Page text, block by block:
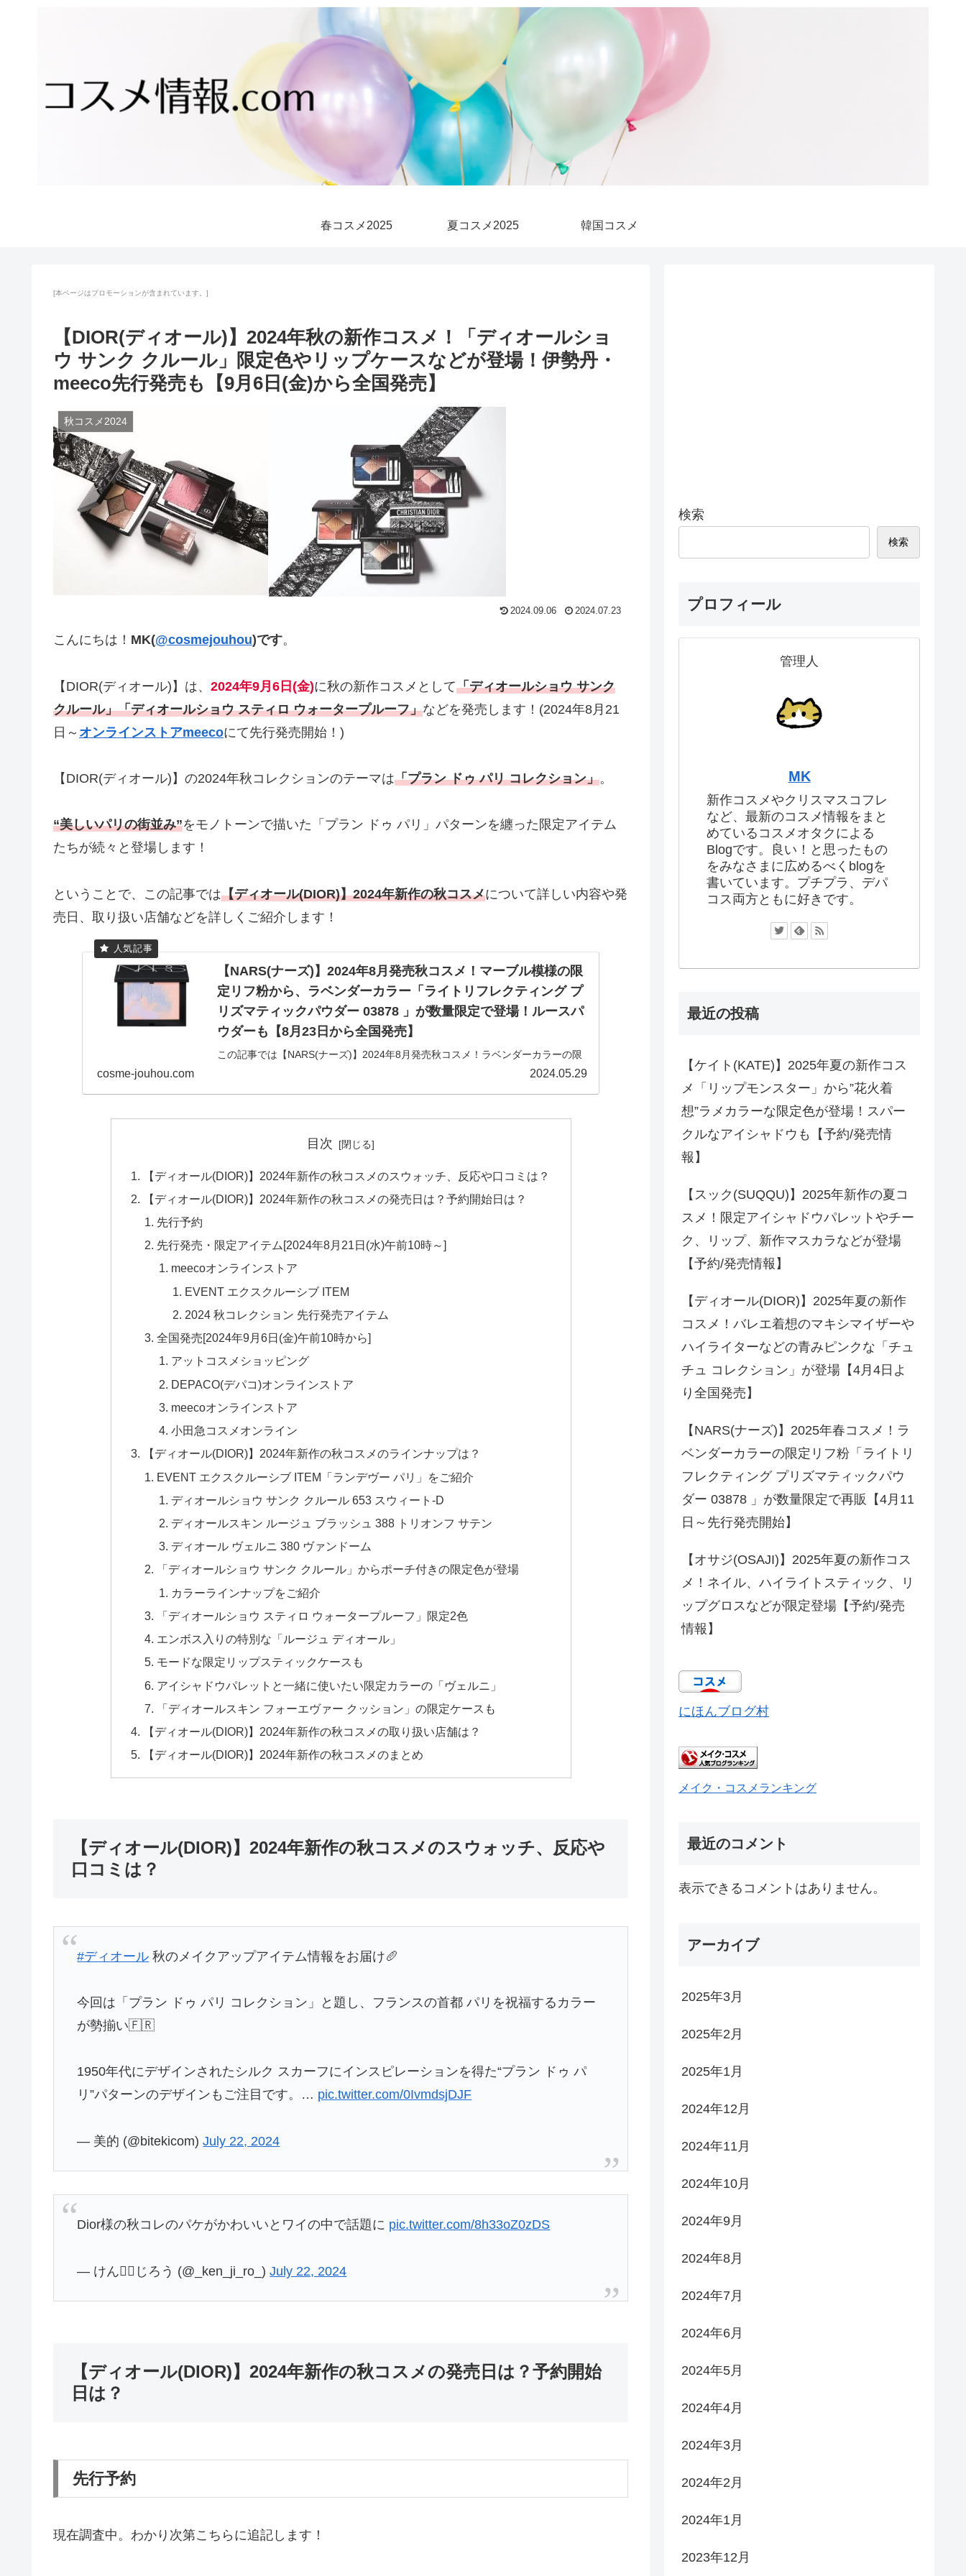
春コスメ2025 夏コスメ2025 韓国コスメ
[本ページはプロモーションが含まれています。]
【DIOR(ディオール)】2024年秋の新作コスメ！「ディオールショ
ウ サンク クルール」限定色やリップケースなどが登場！伊勢丹・
meeco先行発売も【9月6日(金)から全国発売】
秋コスメ2024
2024.09.06 2024.07.23
こんにちは！ MK(@cosmejouhou)です。
【DIOR(ディオール)】は、 2024年9月6日(金)に秋の新作コスメとして「ディオールショウ サンク
クルール」「ディオールショウ スティロ ウォータープルーフ」などを発売します！(2024年8月21
日～ オンラインストアmeecoにて先行発売開始！)
【DIOR(ディオール)】の2024年秋コレクションのテーマは「プラン ドゥ パリ コレクション」。
“美しいパリの街並み”をモノトーンで描いた「プラン ドゥ パリ」パターンを纏った限定アイテム
たちが続々と登場します！
ということで、この記事では【ディオール(DIOR)】2024年新作の秋コスメについて詳しい内容や発
売日、取り扱い店舗などを詳しくご紹介します！
【NARS(ナーズ)】2024年8月発売秋コスメ！マーブル模様の限
定リフ粉から、ラベンダーカラー「ライトリフレクティング プ
リズマティックパウダー 03878 」が数量限定で登場！ルースパ
ウダーも【8月23日から全国発売】
この記事では【NARS(ナーズ)】2024年8月発売秋コスメ！ラベンダーカラーの限
定リフ粉「ライトリフレクティング プリズマティックパウダー 03878 」につい
cosme-jouhou.com 2024.05.29
目次
【ディオール(DIOR)】2024年新作の秋コスメのスウォッチ、反応や口コミは？
【ディオール(DIOR)】2024年新作の秋コスメの発売日は？予約開始日は？
先行予約
先行発売・限定アイテム[2024年8月21日(水)午前10時～]
meecoオンラインストア
EVENT エクスクルーシブ ITEM
2024 秋コレクション 先行発売アイテム
全国発売[2024年9月6日(金)午前10時から]
アットコスメショッピング
DEPACO(デパコ)オンラインストア
meecoオンラインストア
小田急コスメオンライン
【ディオール(DIOR)】2024年新作の秋コスメのラインナップは？
EVENT エクスクルーシブ ITEM「ランデヴー パリ」をご紹介
ディオールショウ サンク クルール 653 スウィート-D
ディオールスキン ルージュ ブラッシュ 388 トリオンフ サテン
ディオール ヴェルニ 380 ヴァンドーム
「ディオールショウ サンク クルール」からポーチ付きの限定色が登場
カラーラインナップをご紹介
「ディオールショウ スティロ ウォータープルーフ」限定2色
エンボス入りの特別な「ルージュ ディオール」
モードな限定リップスティックケースも
アイシャドウパレットと一緒に使いたい限定カラーの「ヴェルニ」
「ディオールスキン フォーエヴァー クッション」の限定ケースも
【ディオール(DIOR)】2024年新作の秋コスメの取り扱い店舗は？
【ディオール(DIOR)】2024年新作の秋コスメのまとめ
【ディオール(DIOR)】2024年新作の秋コスメのスウォッチ、反応や
口コミは？
#ディオール 秋のメイクアップアイテム情報をお届け🥖
今回は「プラン ドゥ パリ コレクション」と題し、フランスの首都 パリを祝福するカラー
が勢揃い🇫🇷
1950年代にデザインされたシルク スカーフにインスピレーションを得た“プラン ドゥ パ
リ”パターンのデザインもご注目です。… pic.twitter.com/0IvmdsjDJF
— 美的 (@bitekicom)July 22, 2024
Dior様の秋コレのパケがかわいいとワイの中で話題に pic.twitter.com/8h33oZ0zDS
— けん❤️‍🔥じろう (@_ken_ji_ro_)July 22, 2024
【ディオール(DIOR)】2024年新作の秋コスメの発売日は？予約開始
日は？
先行予約
現在調査中。わかり次第こちらに追記します！
検索
検索
プロフィール
管理人
MK
新作コスメやクリスマスコフレ
など、最新のコスメ情報をまと
めているコスメオタクによる
Blogです。良い！と思ったもの
をみなさまに広めるべくblogを
書いています。プチプラ、デパ
コス両方ともに好きです。
最近の投稿
【ケイト(KATE)】2025年夏の新作コス
メ「リップモンスター」から”花火着
想”ラメカラーな限定色が登場！スパー
クルなアイシャドウも【予約/発売情
報】
【スック(SUQQU)】2025年新作の夏コ
スメ！限定アイシャドウパレットやチー
ク、リップ、新作マスカラなどが登場
【予約/発売情報】
【ディオール(DIOR)】2025年夏の新作
コスメ！バレエ着想のマキシマイザーや
ハイライターなどの青みピンクな「チュ
チュ コレクション」が登場【4月4日よ
り全国発売】
【NARS(ナーズ)】2025年春コスメ！ラ
ベンダーカラーの限定リフ粉「ライトリ
フレクティング プリズマティックパウ
ダー 03878 」が数量限定で再販【4月11
日～先行発売開始】
【オサジ(OSAJI)】2025年夏の新作コス
メ！ネイル、ハイライトスティック、リ
ップグロスなどが限定登場【予約/発売
情報】
にほんブログ村
メイク・コスメランキング
最近のコメント
表示できるコメントはありません。
アーカイブ
2025年3月
2025年2月
2025年1月
2024年12月
2024年11月
2024年10月
2024年9月
2024年8月
2024年7月
2024年6月
2024年5月
2024年4月
2024年3月
2024年2月
2024年1月
2023年12月